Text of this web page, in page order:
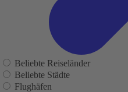
Beliebte Reiseländer
Beliebte Städte
Flughäfen